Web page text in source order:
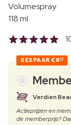
Volumespray
118 ml
BESPAAR €820
Verdien
Actieprijzen en
de memberprijs?